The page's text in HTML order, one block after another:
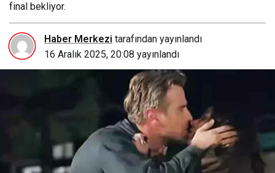
or
final bekliyor.
Haber Merkezi tarafından yayınlandı
16 Aralık 2025, 20:08 yayınlandı